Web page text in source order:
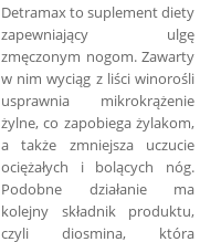
Detramax to suplement diety
zapewniający ulgę
zmęczonym nogom. Zawarty
w nim wyciąg z liści winorośli
usprawnia mikrokrążenie
żylne, co zapobiega żylakom,
a także zmniejsza uczucie
ociężałych i bolących nóg.
Podobne działanie ma
kolejny składnik produktu,
czyli diosmina, która